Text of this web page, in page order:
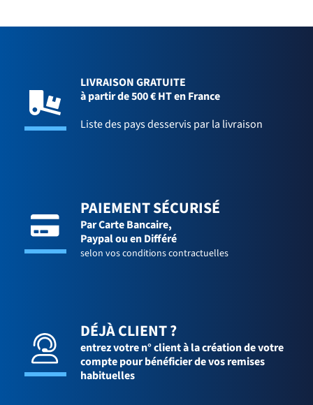
LIVRAISON GRATUITE
à partir de 500 € HT en France
Liste des pays desservis par la livraison
PAIEMENT SÉCURISÉ
Par Carte Bancaire,
Paypal ou en Différé
selon vos conditions contractuelles
DÉJÀ CLIENT ?
entrez votre n° client à la création de votre
compte pour bénéficier de vos remises
habituelles